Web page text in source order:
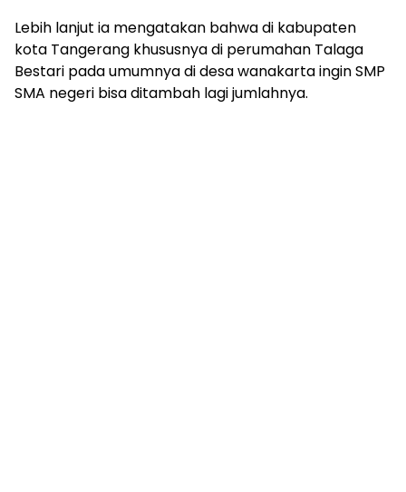
Lebih lanjut ia mengatakan bahwa di kabupaten
kota Tangerang khususnya di perumahan Talaga
Bestari pada umumnya di desa wanakarta ingin SMP
SMA negeri bisa ditambah lagi jumlahnya.